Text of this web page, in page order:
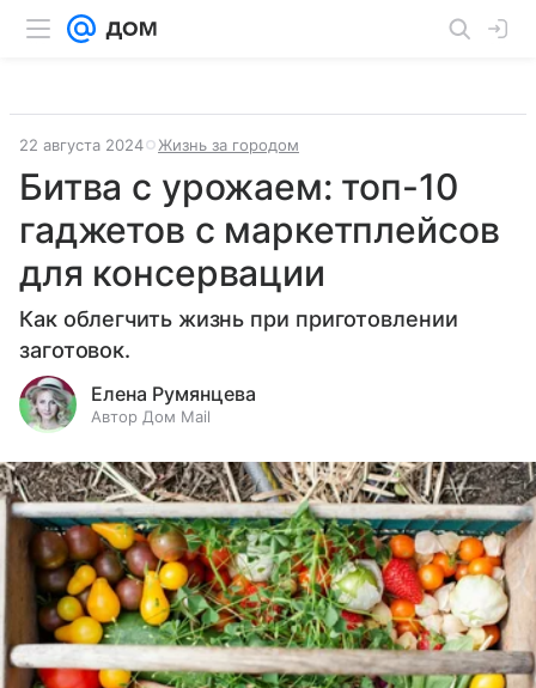
22 августа 2024 Жизнь за городом
Битва с урожаем: топ-10
гаджетов с маркетплейсов
для консервации
Как облегчить жизнь при приготовлении
заготовок.
Елена Румянцева
Автор Дом Mail